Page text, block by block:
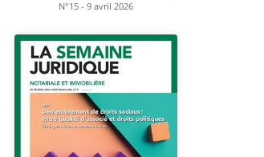
N°15 - 9 avril 2026